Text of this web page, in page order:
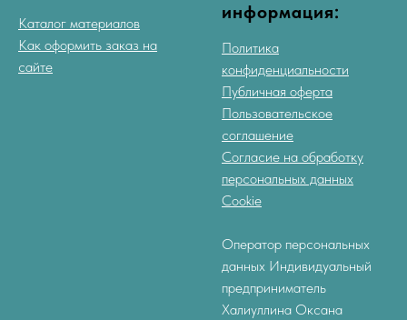
Каталог материалов
Как оформить заказ на
сайте
информация:
Политика
конфиденциальности
Публичная оферта
Пользовательское
соглашение
Согласие на обработку
персональных данных
Cookie
Оператор персональных
данных Индивидуальный
предприниматель
Халиуллина Оксана